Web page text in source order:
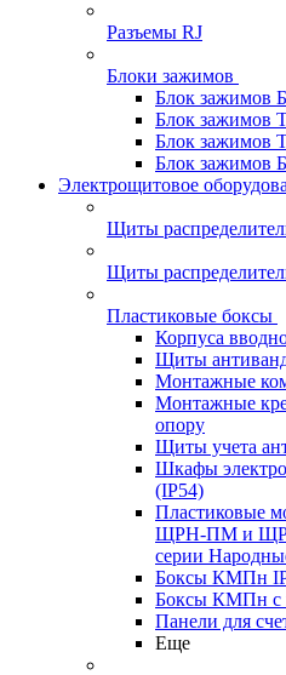
Разъемы RJ
Блоки зажимов
Блок зажимов
Блок зажимов
Блок зажимов
Блок зажимов
Электрощитовое
Щиты
Щиты
Пластиковые боксы
Корпуса
Щиты
Монтажные
Монтажные
опору
Щиты учета
Шкафы
(IP54)
Пластиковые
ЩРН-ПМ и
серии
Боксы КМПн
Боксы КМПн с
Панели для
Еще